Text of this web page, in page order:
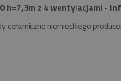
h=7,3m z 4 wentylacjami -
ceramiczne niemieckiego